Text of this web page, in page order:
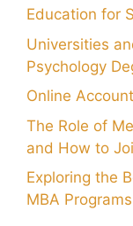
Education for
Universities
Psychology
Online
The Role of
and How to
Exploring the
MBA Programs